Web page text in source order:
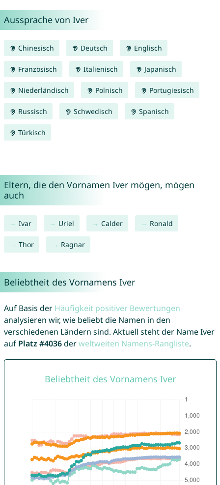
Aussprache von Iver
Chinesisch Deutsch Englisch
Französisch Italienisch Japanisch
Niederländisch Polnisch Portugiesisch
Russisch Schwedisch Spanisch
Türkisch
Eltern, die den Vornamen Iver mögen, mögen
auch
Ivar Uriel Calder Ronald
Thor Ragnar
Beliebtheit des Vornamens Iver
Auf Basis der Häufigkeit positiver Bewertungen
analysieren wir, wie beliebt die Namen in den
verschiedenen Ländern sind. Aktuell steht der Name Iver
auf Platz #4036derweltweiten Namens-Rangliste.